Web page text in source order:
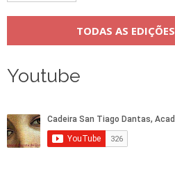
TODAS AS EDIÇÕES
Youtube